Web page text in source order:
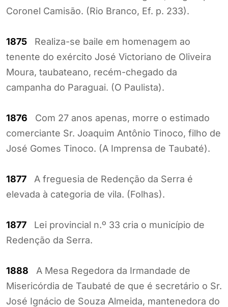
Coronel Camisão. (Rio Branco, Ef. p. 233).
1875 Realiza-se baile em homenagem ao
tenente do exército José Victoriano de Oliveira
Moura, taubateano, recém-chegado da
campanha do Paraguai. (O Paulista).
1876 Com 27 anos apenas, morre o estimado
comerciante Sr. Joaquim Antônio Tinoco, filho de
José Gomes Tinoco. (A Imprensa de Taubaté).
1877 A freguesia de Redenção da Serra é
elevada à categoria de vila. (Folhas).
1877 Lei provincial n.º 33 cria o município de
Redenção da Serra.
1888 A Mesa Regedora da Irmandade de
Misericórdia de Taubaté de que é secretário o Sr.
José Ignácio de Souza Almeida, mantenedora do